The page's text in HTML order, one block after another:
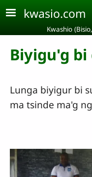
Aller au contenu
kwasio.com
Kwashio
Biyigu'g bi
Lunga biyigur bi
ma tsinde ma'g